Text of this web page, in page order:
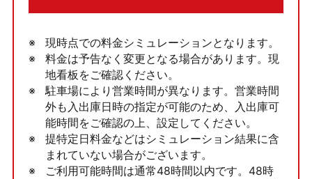
現時点での料金シミュレーションとなります。
料金は予告なく変更となる場合があります。現
地看板をご確認ください。
駐車場により営業時間が異なります。営業時間
外も入出庫日時の指定が可能のため、入出庫可
能時間をご確認の上、設定してください。
提特定日料金などはシミュレーション結果に含
まれていない場合がございます。
ご利用可能時間は通常48時間以内です。48時